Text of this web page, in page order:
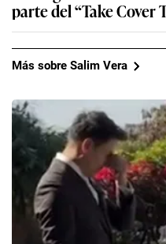
parte del “Take Cover
Más sobre Salim Vera